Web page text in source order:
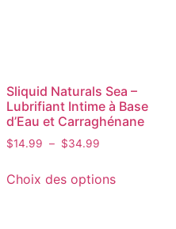
Sliquid Naturals Sea –
Lubrifiant Intime à Base
d’Eau et Carraghénane
$14.99 – $34.99
Choix des options